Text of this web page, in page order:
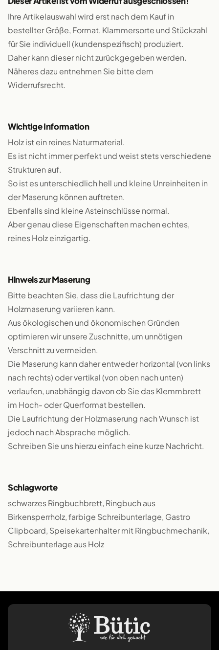
Ihre Artikelauswahl wird erst nach dem Kauf in
bestellter Größe, Format, Klammersorte und Stückzahl
für Sie individuell (kundenspezifisch) produziert.
Daher kann dieser nicht zurückgegeben werden.
Näheres dazu entnehmen Sie bitte dem
Widerrufsrecht.
Wichtige Information
Holz ist ein reines Naturmaterial.
Es ist nicht immer perfekt und weist stets verschiedene
Strukturen auf.
So ist es unterschiedlich hell und kleine Unreinheiten in
der Maserung können auftreten.
Ebenfalls sind kleine Asteinschlüsse normal.
Aber genau diese Eigenschaften machen echtes,
reines Holz einzigartig.
Hinweis zur Maserung
Bitte beachten Sie, dass die Laufrichtung der
Holzmaserung variieren kann.
Aus ökologischen und ökonomischen Gründen
optimieren wir unsere Zuschnitte, um unnötigen
Verschnitt zu vermeiden.
Die Maserung kann daher entweder horizontal (von links
nach rechts) oder vertikal (von oben nach unten)
verlaufen, unabhängig davon ob Sie das Klemmbrett
im Hoch- oder Querformat bestellen.
Die Laufrichtung der Holzmaserung nach Wunsch ist
jedoch nach Absprache möglich.
Schreiben Sie uns hierzu einfach eine kurze Nachricht.
Schlagworte
schwarzes Ringbuchbrett, Ringbuch aus
Birkensperrholz, farbige Schreibunterlage, Gastro
Clipboard, Speisekartenhalter mit Ringbuchmechanik,
Schreibunterlage aus Holz